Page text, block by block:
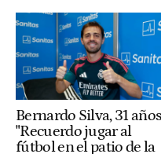
Bernardo Silva, 31
"Recuerdo jugar al
fútbol en el patio de la